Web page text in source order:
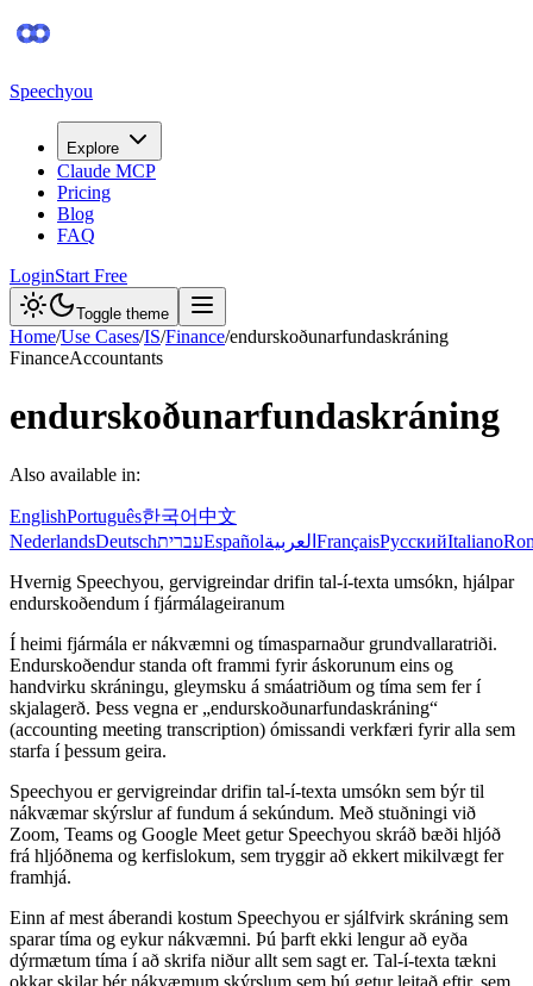
Speechyou
Explore
Claude MCP
Pricing
Blog
FAQ
LoginStart Free
Toggle theme
Home/Use Cases/IS/Finance/endurskoðunarfundaskráning
FinanceAccountants
endurskoðunarfundaskráning
Also available in:
EnglishPortuguês한국어中文
NederlandsDeutschעבריתEspañolالعربية FrançaisРусскийItaliano
Hvernig Speechyou, gervigreindar drifin tal-í-texta umsókn, hjálpar
endurskoðendum í fjármálageiranum
Í heimi fjármála er nákvæmni og tímasparnaður grundvallaratriði.
Endurskoðendur standa oft frammi fyrir áskorunum eins og
handvirku skráningu, gleymsku á smáatriðum og tíma sem fer í
skjalagerð. Þess vegna er „endurskoðunarfundaskráning“
(accounting meeting transcription) ómissandi verkfæri fyrir alla sem
starfa í þessum geira.
Speechyou er gervigreindar drifin tal-í-texta umsókn sem býr til
nákvæmar skýrslur af fundum á sekúndum. Með stuðningi við
Zoom, Teams og Google Meet getur Speechyou skráð bæði hljóð
frá hljóðnema og kerfislokum, sem tryggir að ekkert mikilvægt fer
framhjá.
Einn af mest áberandi kostum Speechyou er sjálfvirk skráning sem
sparar tíma og eykur nákvæmni. Þú þarft ekki lengur að eyða
dýrmætum tíma í að skrifa niður allt sem sagt er. Tal-í-texta tækni
okkar skilar þér nákvæmum skýrslum sem þú getur leitað eftir, sem